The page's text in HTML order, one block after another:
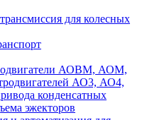
для колесных
АОВМ, АОМ,
АО3, АО4,
конденсатных
эжекторов